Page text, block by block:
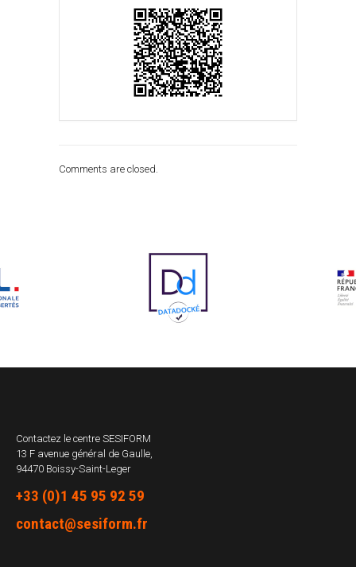
Comments are closed.
Contactez le centre SESIFORM
13 F avenue général de Gaulle,
94470 Boissy-Saint-Leger
+33 (0)1 45 95 92 59
contact@sesiform.fr